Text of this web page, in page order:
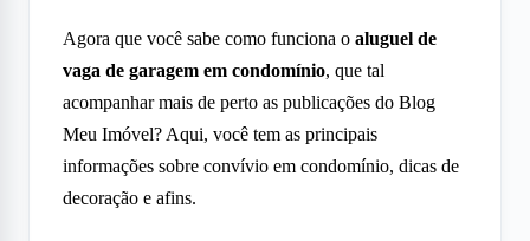
Agora que você sabe como funciona o aluguel de
vaga de garagem em condomínio, que tal
acompanhar mais de perto as publicações do Blog
Meu Imóvel? Aqui, você tem as principais
informações sobre convívio em condomínio, dicas de
decoração e afins.